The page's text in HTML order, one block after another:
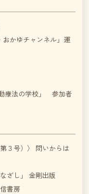
かゆチャンネル」運
療法の学校」 参加者
３号）〉 問いからは
ざし」 金剛出版
書房